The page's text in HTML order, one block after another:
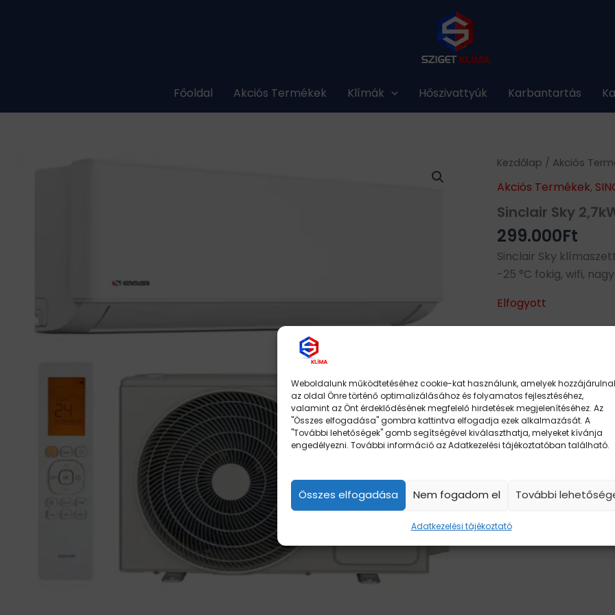
Weboldalunk működtetéséhez cookie-kat használunk, amelyek
az oldal Önre történő optimalizálásához és folyamatos fejlesztéséhez,
valamint az Önt érdeklődésének megfelelő hirdetések megjelenítéséhez. Az
"Összes elfogadása" gombra kattintva elfogadja ezek alkalmazását. A
"További lehetőségek" gomb segítségével kiválaszthatja, melyeket kívánja
engedélyezni. További információ az Adatkezelési tájékoztatóban található.
Összes elfogadása Nem fogadom el További
Adatkezelési tájékoztató
Főoldal Akciós Termékek Klímák Hőszivattyúk Karbantartás
Kezdőlap / Akciós
Akciós Termékek,
Sinclair Sky
299.000Ft
Sinclair Sky
-25 °C fokig, wifi,
Elfogyott